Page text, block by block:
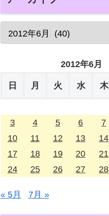
2012年6月
日 月 火 水 木
3
4 5 6 7
10
11 12 13 14
17
18 19 20 21
24
25 26 27 28
« 5月 7月 »